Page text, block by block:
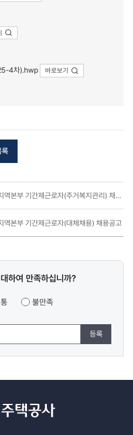
4차).hwp 바로보기
록
한국토지주택공사 강원지역본부 기간제근로자(주거복지관리) 채용공고
역본부 기간제근로자(대체채용) 채용공고
하여 만족하십니까?
불만족
등록